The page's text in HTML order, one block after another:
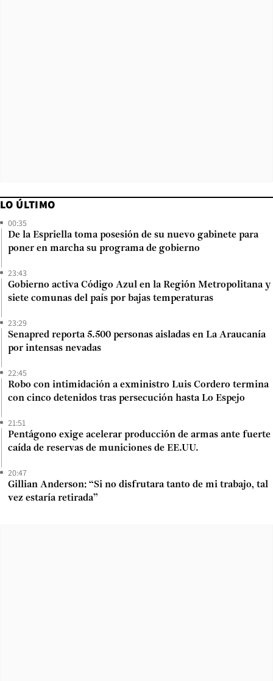
LO ÚLTIMO
00:35
De la Espriella toma posesión de su nuevo gabinete para
poner en marcha su programa de gobierno
23:43
Gobierno activa Código Azul en la Región Metropolitana y
siete comunas del país por bajas temperaturas
23:29
Senapred reporta 5.500 personas aisladas en La Araucanía
por intensas nevadas
22:45
Robo con intimidación a exministro Luis Cordero termina
con cinco detenidos tras persecución hasta Lo Espejo
21:51
Pentágono exige acelerar producción de armas ante fuerte
caída de reservas de municiones de EE.UU.
20:47
Gillian Anderson: “Si no disfrutara tanto de mi trabajo, tal
vez estaría retirada”